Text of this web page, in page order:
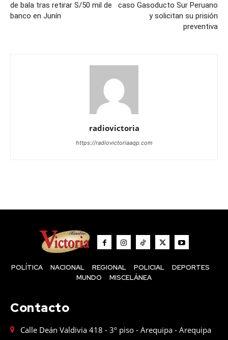
de bala tras retirar S/50 mil de
banco en Junín
caso Gasoducto Sur Peruano
y solicitan su prisión
preventiva
radiovictoria
https://radiovictoriaaqp.com
POLÍTICA NACIONAL REGIONAL POLICIAL
DEPORTES
MUNDO
MISCELÁNEA
Contacto
Calle Deán Valdivia 418 - 3º piso - Arequipa - Arequipa